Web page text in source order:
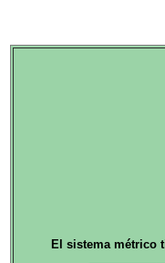
El sistema métrico